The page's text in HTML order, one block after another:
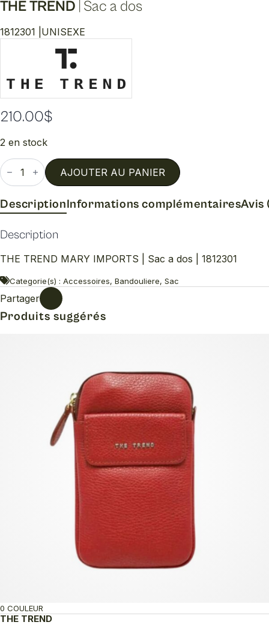
THE TREND Sac a dos
1812301 | UNISEXE
210.00$
2 en stock
quantité
de
Sac
dos
AJOUTER AU PANIER
DescriptionInformations complémentairesAvis
Description
THE TREND MARY IMPORTS | Sac a dos | 1812301
Categorie(s) : Accessoires, Bandouliere, Sac
Partager
Produits suggérés
THE TREND
0 COULEUR